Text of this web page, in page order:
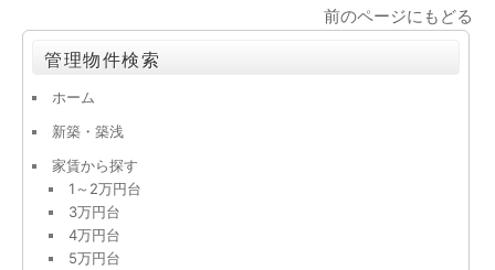
前のページにもどる
管理物件検索
ホーム
新築・築浅
家賃から探す
1～2万円台
3万円台
4万円台
5万円台